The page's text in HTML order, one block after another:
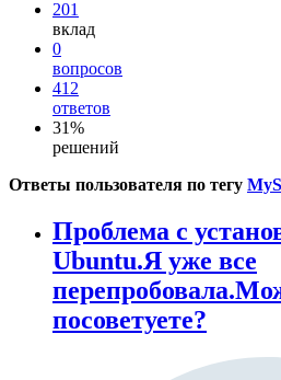
201
вклад
0
вопросов
412
ответов
31%
решений
Ответы пользователя по тегу
Проблема с
Ubuntu.Я уже все
посоветуете?